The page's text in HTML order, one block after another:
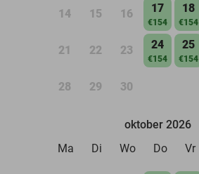
14 15 16 17
€154
18
€154
21 22 23 24
€154
25
€154
28 29 30
oktober 2026
Ma
Di Wo Do Vr